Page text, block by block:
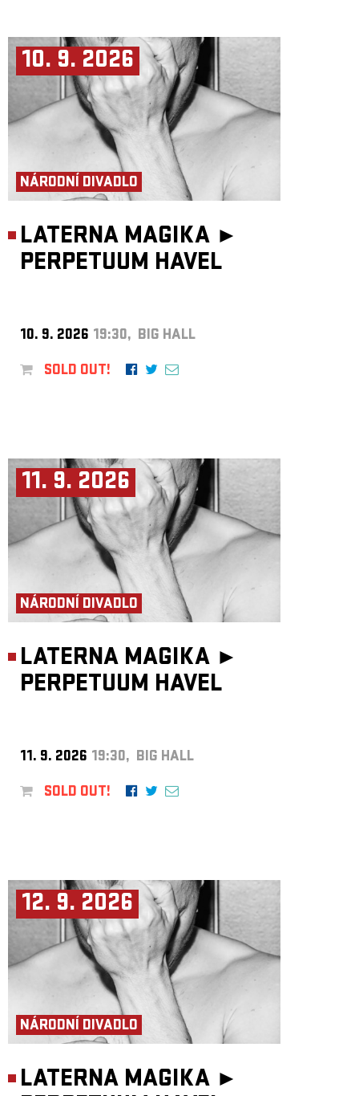
10. 9. 2026
NÁRODNÍ DIVADLO
LATERNA MAGIKA ►
PERPETUUM HAVEL
10. 9. 2026 19:30, BIG HALL
SOLD OUT!
11. 9. 2026
NÁRODNÍ DIVADLO
LATERNA MAGIKA ►
PERPETUUM HAVEL
11. 9. 2026 19:30, BIG HALL
SOLD OUT!
12. 9. 2026
NÁRODNÍ DIVADLO
LATERNA MAGIKA ►